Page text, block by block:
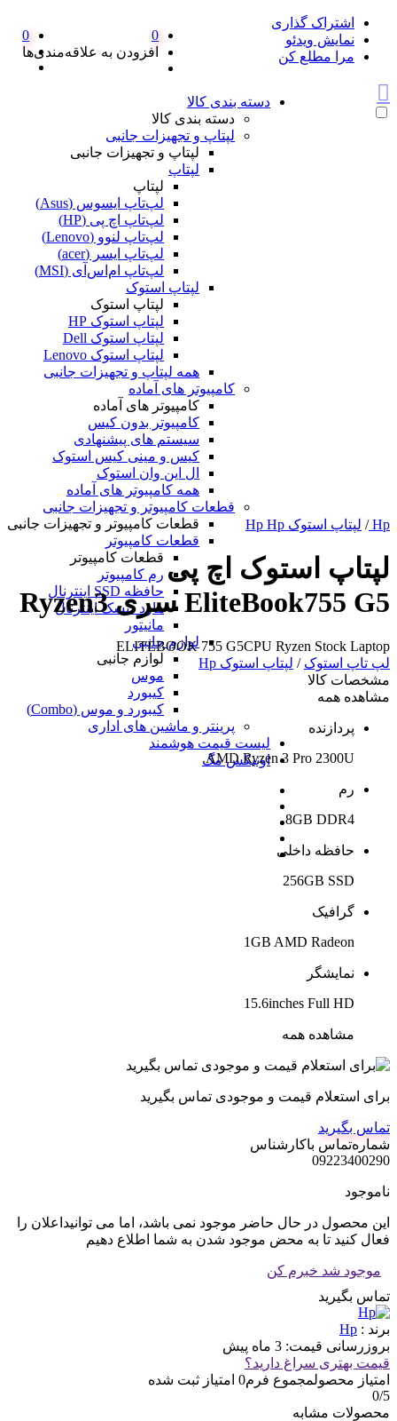
اشتراک گذاری
نمایش ویدئو
مرا مطلع کن
0
افزودن به علاقه‌مندی‌ها
0
دسته بندی کالا
دسته بندی کالا
لپتاپ و تجهیزات جانبی
لپتاپ و تجهیزات جانبی
لپتاپ
لپتاپ
لپ‌تاپ ایسوس (Asus)
لپ‌تاپ اچ پی (HP)
لپ‌تاپ لنوو (Lenovo)
لپ‌تاپ ایسر (acer)
لپ‌تاپ ام‌اس‌آی (MSI)
لپتاپ استوک
لپتاپ استوک
لپتاپ استوک HP
لپتاپ استوک Dell
لپتاپ استوک Lenovo
همه لپتاپ و تجهیزات جانبی
کامپیوتر های آماده
کامپیوتر های آماده
کامپیوتر بدون کیس
سیستم های پیشنهادی
کیس و مینی کیس استوک
ال این وان استوک
همه کامپیوتر های آماده
قطعات کامپیوتر و تجهیزات جانبی
قطعات کامپیوتر و تجهیزات جانبی
قطعات کامپیوتر
قطعات کامپیوتر
رم کامپیوتر
حافظه SSD اینترنال
هارد دیسک اینترنال
مانیتور
لوازم جانبی
لوازم جانبی
موس
کیبورد
کیبورد و موس (Combo)
پرینتر و ماشین های اداری
لیست قیمت هوشمند
اونیکس مگ
Hp
/ لپتاپ استوک Hp Hp
لپتاپ استوک اچ پی
EliteBook755 G5 سری Ryzen3
ELITEBOOK 755 G5CPU Ryzen Stock Laptop
لپ تاپ استوک / لپتاپ استوک Hp
مشخصات کالا
مشاهده همه
پردازنده
AMD Ryzen 3 Pro 2300U
رم
8GB DDR4
حافظه داخلی
256GB SSD
گرافیک
1GB AMD Radeon
نمایشگر
15.6inches Full HD
مشاهده همه
برای استعلام قیمت و موجودی تماس بگیرید
تماس بگیرید
شماره‌تماس‌ با‌کارشناس
09223400290
ناموجود
این محصول در حال حاضر موجود نمی باشد، اما می توانیداعلان را
فعال کنید تا به محض موجود شدن به شما اطلاع دهیم
موجود شد خبرم کن
تماس بگیرید
برند : Hp
بروزرسانی قیمت: 3 ماه پیش
قیمت بهتری سراغ دارید؟
امتیاز محصولمجموع فرم0 امتیاز ثبت شده
0/5
محصولات مشابه